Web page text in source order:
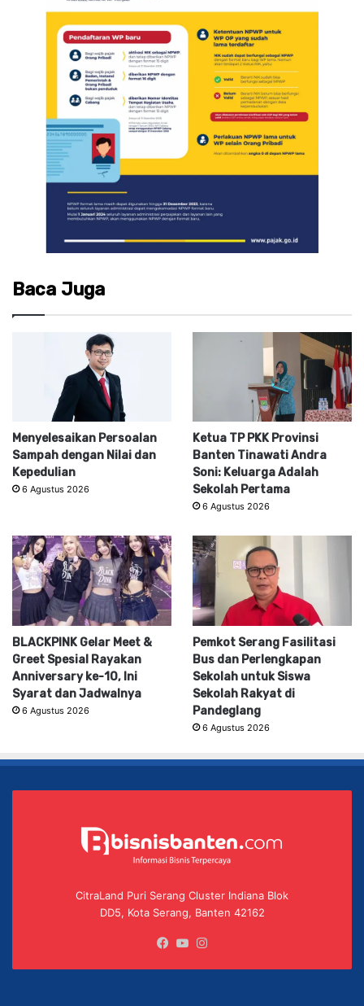
Baca Juga
Menyelesaikan Persoalan
Sampah dengan Nilai dan
Kepedulian
6 Agustus 2026
Ketua TP PKK Provinsi
Banten Tinawati Andra
Soni: Keluarga Adalah
Sekolah Pertama
6 Agustus 2026
BLACKPINK Gelar Meet &
Greet Spesial Rayakan
Anniversary ke-10, Ini
Syarat dan Jadwalnya
6 Agustus 2026
Pemkot Serang Fasilitasi
Bus dan Perlengkapan
Sekolah untuk Siswa
Sekolah Rakyat di
Pandeglang
6 Agustus 2026
CitraLand Puri Serang Cluster Indiana Blok
DD5, Kota Serang, Banten 42162
Facebook
YouTube